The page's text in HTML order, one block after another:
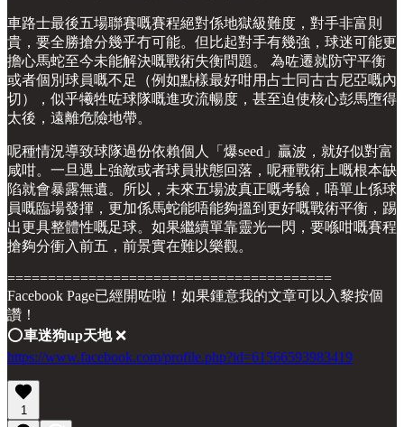
車路士最後五場聯賽嘅賽程絕對係地獄級難度，對手非富則
貴，要全勝搶分幾乎冇可能。但比起對手有幾強，球迷可能更
擔心馬蛇至今未能解決嘅戰術失衡問題。 為咗遷就防守平衡
或者個別球員嘅不足（例如點樣最好咁用占士同古古尼亞嘅內
切），似乎犧牲咗球隊嘅進攻流暢度，甚至迫使核心彭馬墮得
太後，遠離危險地帶。
呢種情況導致球隊過份依賴個人「爆seed」贏波，就好似對富
咸咁。一旦遇上強敵或者球員狀態回落，呢種戰術上嘅根本缺
陷就會暴露無遺。所以，未來五場波真正嘅考驗，唔單止係球
員嘅臨場發揮，更加係馬蛇能唔能夠搵到更好嘅戰術平衡，踢
出更具整體性嘅足球。如果繼續單靠靈光一閃，要喺咁嘅賽程
搶夠分衝入前五，前景實在難以樂觀。
========================================
Facebook Page已經開咗啦！如果鍾意我的文章可以入黎按個
讚！
⭕️車迷狗up天地❌
https://www.facebook.com/profile.php?id=61566593983419
1